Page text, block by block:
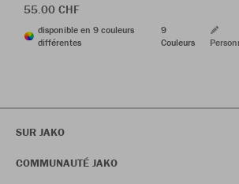
55.00 CHF
disponible en 9 couleurs
différentes
9
Couleurs
SUR JAKO
COMMUNAUTÉ JAKO